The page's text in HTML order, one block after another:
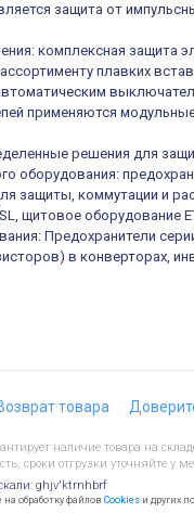
защита от
комплексная защита
плавких
применяются
решения для
оборудования:
защиты, коммутации и
щитовое оборудование
Предохранители
в конверторах,
товара
наличие товара на
сроки отгрузки уточняйте у
ghjv'ktrnhbrf
обработку файлов Cookies и других